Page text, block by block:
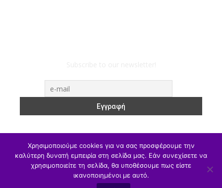
ΥΠΑΙΘΑ Υπηρεσιακά Α/θμια Β/θμια
Γ/θμια
Θέσεις Εργασίας
Αθλητισμός
Χρησιμοποιούμε cookies για να σας προσφέρουμε την
καλύτερη δυνατή εμπειρία στη σελίδα μας. Εάν συνεχίσετε να
χρησιμοποιείτε τη σελίδα, θα υποθέσουμε πως είστε
ικανοποιημένοι με αυτό.